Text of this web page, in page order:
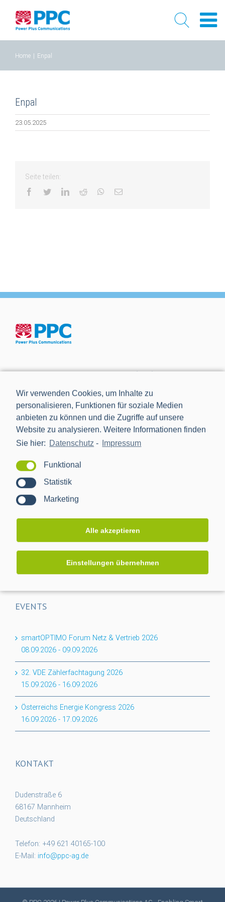
Wir verwenden Cookies, um Inhalte zu
personalisieren, Funktionen für soziale Medien
anbieten zu können und die Zugriffe auf unsere
Website zu analysieren. Weitere Informationen finden
Sie hier: Datenschutz - Impressum
Funktional
Statistik
Marketing
Alle akzeptieren
Einstellungen übernehmen
content
Home Enpal
Enpal
23.05.2025
Seite teilen:
facebooktwitterlinkedinreddit whatsappEmail
Gateways und Kommunikationstechnik für die Digitalisierung
der Energiewende.
NEWS
Projektabschluss CACTUS: Mehr Transparenz für das
Niederspannungsnetz
das Nessum 1T-Modul
Auf dem Weg zur RLM-Integration: PPC bringt
Industriemessungen ins Smart Meter Gateway
EVENTS
smartOPTIMO Forum Netz & Vertrieb 2026
08.09.2026 - 09.09.2026
32. VDE Zählerfachtagung 2026
15.09.2026 - 16.09.2026
Österreichs Energie Kongress 2026
16.09.2026 - 17.09.2026
KONTAKT
Dudenstraße 6
68167 Mannheim
Deutschland
Telefon: +49 621 40165-100
E-Mail: info@ppc-ag.de